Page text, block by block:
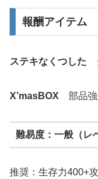
報酬アイテム
ステキなくつした
X’masBOX 部品強
難易度：一般（レ
推奨：生存力400+